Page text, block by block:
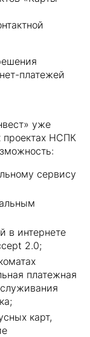
платежей
уже
проектах НСПК
сервису
в интернете
2.0;
платежная
карт,